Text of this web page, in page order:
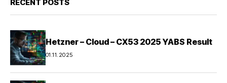
RECENT POSTS
Hetzner – Cloud – CX53 2025 YABS Result
01.11.2025